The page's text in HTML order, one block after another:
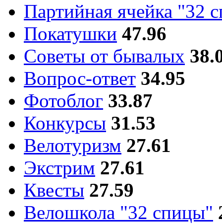
Партийная ячейка "32
Покатушки 47.96
Советы от бывалых
Вопрос-ответ 34.95
Фотоблог 33.87
Конкурсы 31.53
Велотуризм 27.61
Экстрим 27.61
Квесты 27.59
Велошкола "32 спицы"